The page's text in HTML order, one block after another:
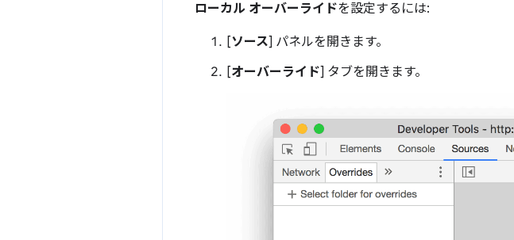
ローカル オーバーライドを設定するには:
[ソース] パネルを開きます。
[オーバーライド] タブを開きます。